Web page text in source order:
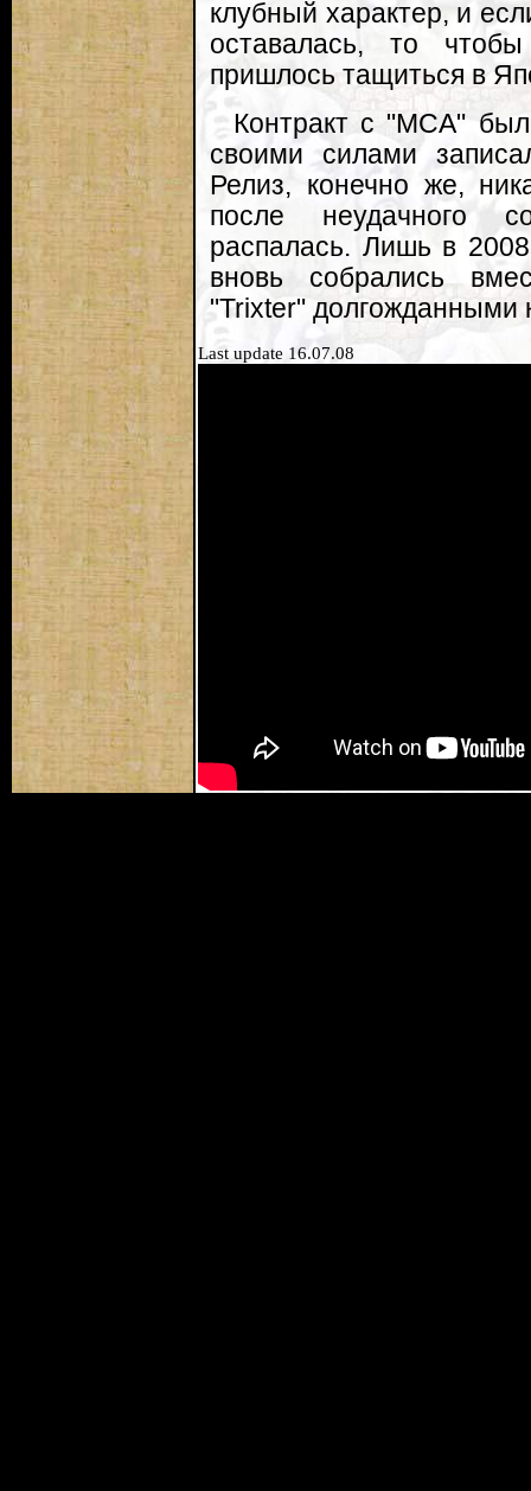
клубный характер, и
оставалась, то
пришлось тащиться в
Контракт с "MCA"
своими силами
Релиз, конечно же,
после неудачного
распалась. Лишь в
вновь собрались
"Trixter" долгожданными
Last update 16.07.08